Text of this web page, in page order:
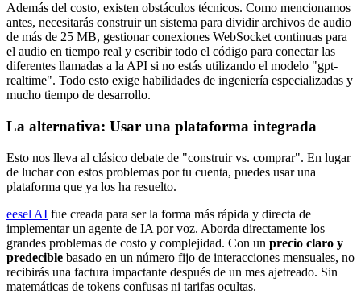
Además del costo, existen obstáculos técnicos. Como mencionamos
antes, necesitarás construir un sistema para dividir archivos de audio
de más de 25 MB, gestionar conexiones WebSocket continuas para
el audio en tiempo real y escribir todo el código para conectar las
diferentes llamadas a la API si no estás utilizando el modelo "gpt-
realtime". Todo esto exige habilidades de ingeniería especializadas y
mucho tiempo de desarrollo.
La alternativa: Usar una plataforma integrada
Esto nos lleva al clásico debate de "construir vs. comprar". En lugar
de luchar con estos problemas por tu cuenta, puedes usar una
plataforma que ya los ha resuelto.
eesel AI fue creada para ser la forma más rápida y directa de
implementar un agente de IA por voz. Aborda directamente los
grandes problemas de costo y complejidad. Con un precio claro y
predecible basado en un número fijo de interacciones mensuales, no
recibirás una factura impactante después de un mes ajetreado. Sin
matemáticas de tokens confusas ni tarifas ocultas.